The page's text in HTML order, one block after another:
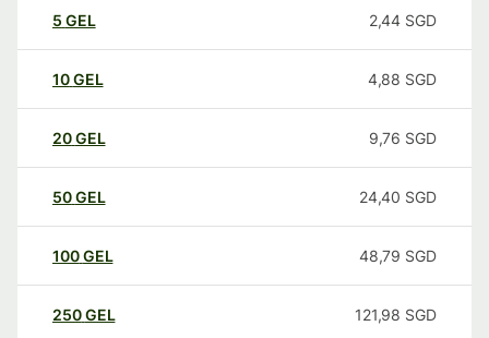
5 GEL 2,44 SGD
10GEL 4,88 SGD
20GEL 9,76 SGD
50GEL 24,40 SGD
100GEL 48,79 SGD
250GEL 121,98 SGD